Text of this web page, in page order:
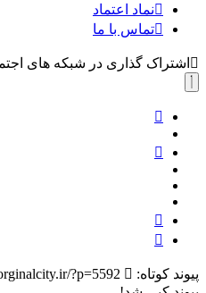
نماد اعتماد
تماس با ما
اشتراک گذاری در شبکه های
پیوند کوتاه:
?p=5592